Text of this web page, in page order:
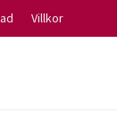
Villkor